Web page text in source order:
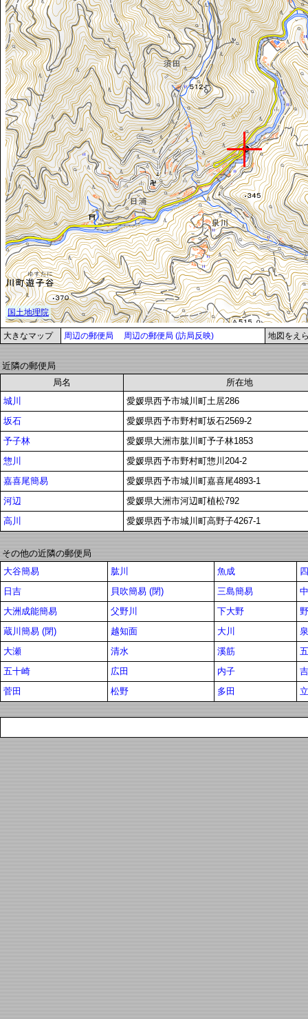
大きなマップ 周辺の郵便局 周辺の郵便局 (訪局反映) 地図をえ
近隣の郵便局
局名
所在地
城川
愛媛県西予市城川町土居286
坂石
愛媛県西予市野村町坂石2569-2
予子林
愛媛県大洲市肱川町予子林1853
惣川
愛媛県西予市野村町惣川204-2
嘉喜尾簡易
愛媛県西予市城川町嘉喜尾4893-1
河辺
愛媛県大洲市河辺町植松792
高川
愛媛県西予市城川町高野子4267-1
その他の近隣の郵便局
大谷簡易
肱川 魚成
日吉
貝吹簡易 (閉) 三島簡易
大洲成能簡易
父野川 下大野
蔵川簡易 (閉)
越知面 大川
泉
大瀬
清水 溪筋
五十崎
広田 内子
菅田
松野 多田